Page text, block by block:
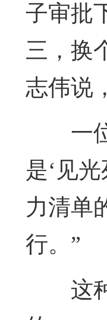
子审批
三，换
志伟说
一
是‘见
力清单
行。”
这